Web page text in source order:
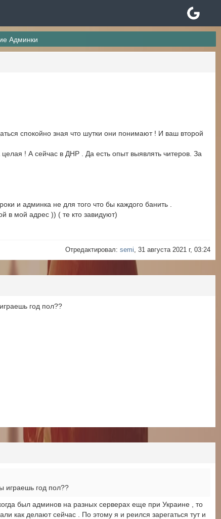
Админки
спокойно зная что шутки они понимают ! И ваш второй
! А сейчас в ДНР . Да есть опыт выявлять читеров. За
и админка не для того что бы каждого банить .
в мой адрес )) ( те кто завидуют)
Отредактировал:semi, 31 августа 2021 г, 03:24
год пол??
играешь год пол??
был админов на разных серверах еще при Украине , то
как делают сейчас . По этому я и реился зарегаться тут и